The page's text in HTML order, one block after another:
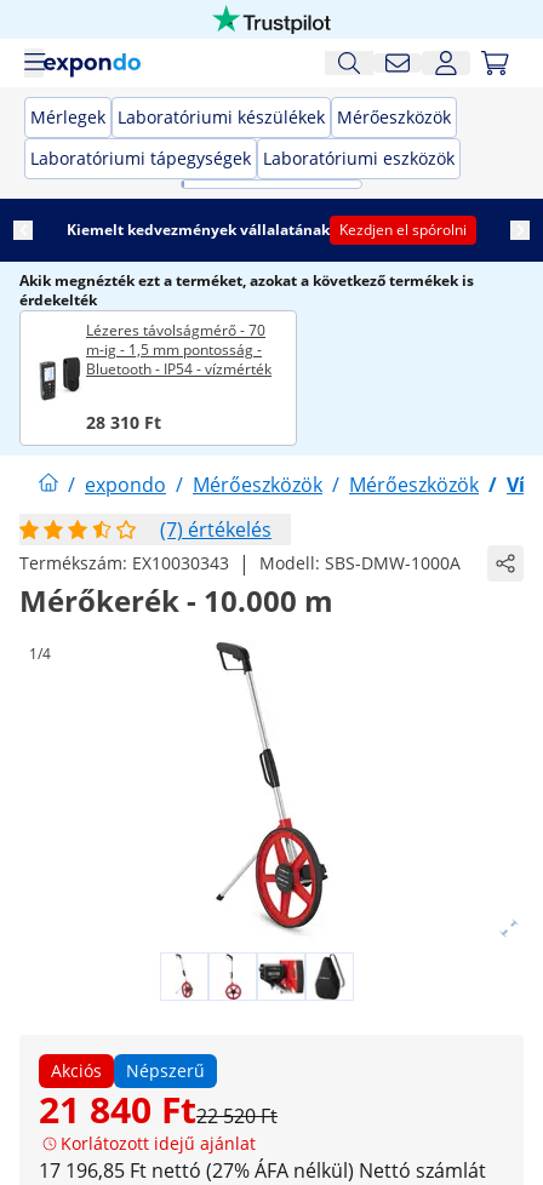
Mérlegek Laboratóriumi készülékek Mérőeszközök
Laboratóriumi tápegységek Laboratóriumi eszközök
Kiemelt kedvezmények vállalatának Kezdjen el spórolni
Akik megnézték ezt a terméket, azokat a következő termékek is
érdekelték
Lézeres távolságmérő - 70
m-ig - 1,5 mm pontosság -
Bluetooth - IP54 - vízmérték
28 310 Ft
/ expondo / Mérőeszközök / Mérőeszközök /
(7) értékelés
Termékszám: EX10030343 | Modell: SBS-DMW-1000A
Mérőkerék - 10.000 m
1/4
Akciós Népszerű
21 840 Ft22 520 Ft
Korlátozott idejű ajánlat
17 196,85 Ft nettó (27% ÁFA nélkül) Nettó számlát